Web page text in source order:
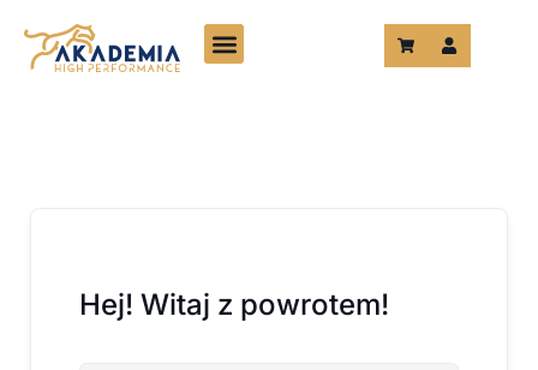
treści
Hej! Witaj z powrotem!